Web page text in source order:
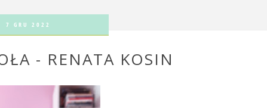
7 GRU 2022
- RENATA KOSIN